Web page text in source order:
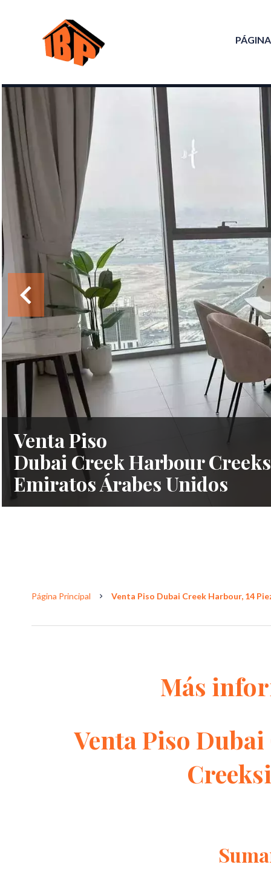
Venta Piso
Dubai Creek Harbour
Emiratos Árabes Unidos
Página Principal Venta Piso Dubai Creek Harbour, 14
Más
Venta Piso